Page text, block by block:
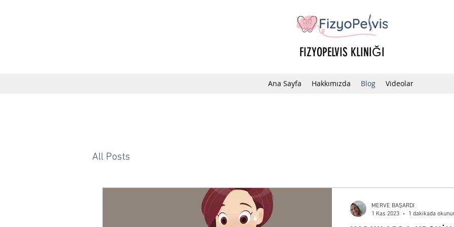
FIZYOPELVIS KLINIĞI
Ana Sayfa Hakkımızda Blog Videolar
All Posts
MERVE BAŞARDI
1 Kas 2023
1 dakikada